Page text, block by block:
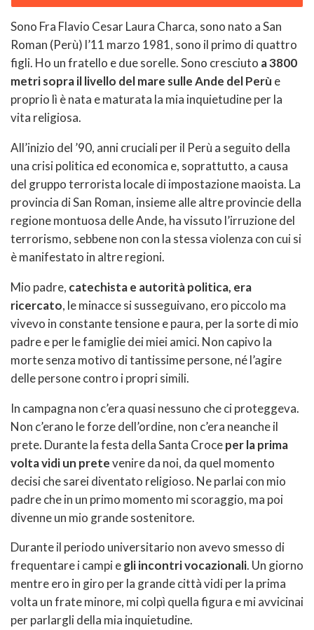
Sono Fra Flavio Cesar Laura Charca, sono nato a San
Roman (Perù) l’11 marzo 1981, sono il primo di quattro
figli. Ho un fratello e due sorelle. Sono cresciuto a 3800
metri sopra il livello del mare sulle Ande del Perù e
proprio lì è nata e maturata la mia inquietudine per la
vita religiosa.
All’inizio del ’90, anni cruciali per il Perù a seguito della
una crisi politica ed economica e, soprattutto, a causa
del gruppo terrorista locale di impostazione maoista. La
provincia di San Roman, insieme alle altre provincie della
regione montuosa delle Ande, ha vissuto l’irruzione del
terrorismo, sebbene non con la stessa violenza con cui si
è manifestato in altre regioni.
Mio padre, catechista e autorità politica, era
ricercato, le minacce si susseguivano, ero piccolo ma
vivevo in constante tensione e paura, per la sorte di mio
padre e per le famiglie dei miei amici. Non capivo la
morte senza motivo di tantissime persone, né l’agire
delle persone contro i propri simili.
In campagna non c’era quasi nessuno che ci proteggeva.
Non c’erano le forze dell’ordine, non c’era neanche il
prete. Durante la festa della Santa Croceper la prima
volta vidi un pretevenire da noi, da quel momento
decisi che sarei diventato religioso. Ne parlai con mio
padre che in un primo momento mi scoraggio, ma poi
divenne un mio grande sostenitore.
Durante il periodo universitario non avevo smesso di
frequentare i campi egli incontri vocazionali. Un giorno
mentre ero in giro per la grande città vidi per la prima
volta un frate minore, mi colpì quella figura e mi avvicinai
per parlargli della mia inquietudine.